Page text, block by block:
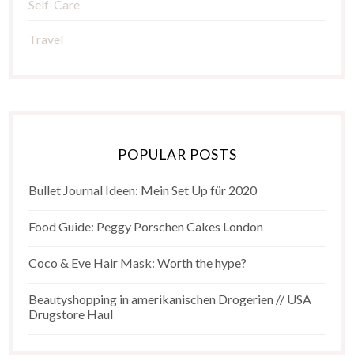
Self-Care
Travel
POPULAR POSTS
Bullet Journal Ideen: Mein Set Up für 2020
Food Guide: Peggy Porschen Cakes London
Coco & Eve Hair Mask: Worth the hype?
Beautyshopping in amerikanischen Drogerien // USA
Drugstore Haul